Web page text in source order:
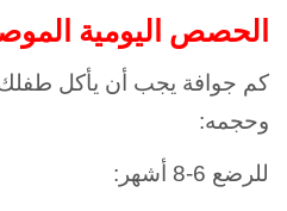
الحصص اليومية
كم جوافة يجب أن يأكل
وحجمه:
للرضع 6-8 أشهر: